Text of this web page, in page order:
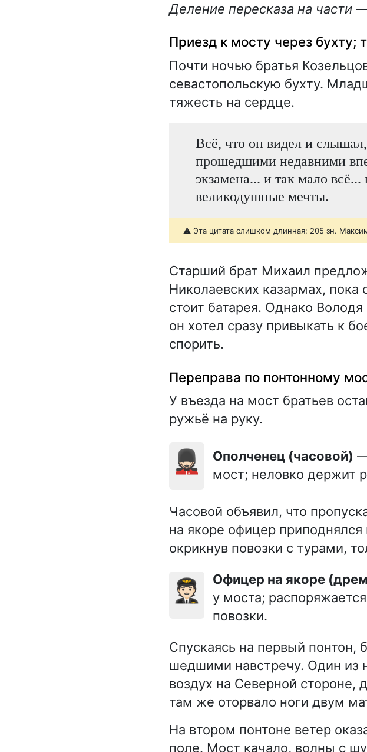
Деление пересказа на части
Приезд к мосту через
Почти ночью братья
севастопольскую бухту.
тяжесть на сердце.
Всё, что он видел и
прошедшими недавними
экзамена... и так мало
великодушные мечты.
⚠️ Эта цитата слишком длинная: 205 зн.
Старший брат Михаил
Николаевских казармах, пока
стоит батарея. Однако
он хотел сразу привыкать к
спорить.
Переправа по понтонному
У въезда на мост братьев
ружьё на руку.
💂🏻 Ополченец (часовой)
мост; неловко держит
Часовой объявил, что
на якоре офицер
окрикнув повозки с турами,
🧑🏻‍✈️ Офицер на якоре
у моста;
повозки.
Спускаясь на первый понтон,
шедшими навстречу. Один из
воздух на Северной стороне,
там же оторвало ноги двум
На втором понтоне ветер
поле. Мост качало, волны с